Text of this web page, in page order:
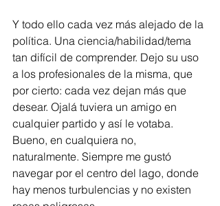
Y todo ello cada vez más alejado de la
política. Una ciencia/habilidad/tema
tan difícil de comprender. Dejo su uso
a los profesionales de la misma, que
por cierto: cada vez dejan más que
desear. Ojalá tuviera un amigo en
cualquier partido y así le votaba.
Bueno, en cualquiera no,
naturalmente. Siempre me gustó
navegar por el centro del lago, donde
hay menos turbulencias y no existen